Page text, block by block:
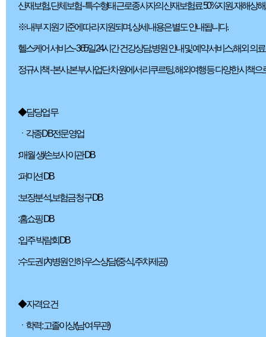
산재보험, 단체보험 -특수형태 근로종사자의 산재보험료 50%지원. 재해상
※ 내부 지원 기준에 따라 지원되며, 상세 내용은 별도 안내됩니다.
헬스케어 서비스 -365일 24시간 건강상담, 병원 안내 및 예약서비스, 해외 의
정규시책 -본사, 본부, 사업단 차원에서 리쿠르팅, 해외여행 등 다양한 시책
◆ 담당업무
ㆍ각종 DB전문 영업
: 매월 생/손보사 이관 DB
: 퍼미션 DB
: 보장분석, 보험금 청구 DB
: 홈쇼핑 DB
: 입주 박람회 DB
: 수도권 內 병원 인하우스 상담 (중식, 주차제공)
◆ 자격요건
ㆍ학력 : 고졸이상 (남여 무관)